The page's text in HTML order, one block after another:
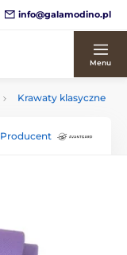
info@galamodino.pl
Menu
Krawaty klasyczne
Producent